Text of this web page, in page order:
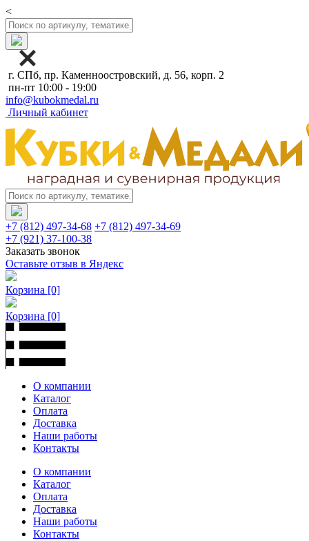
<
г. СПб, пр. Каменноостровский, д. 56, корп. 2
пн-пт 10:00 - 19:00
info@kubokmedal.ru
Личный кабинет
+7 (812) 497-34-68 +7 (812) 497-34-69
+7 (921) 37-100-38
Заказать звонок
Оставьте отзыв в Яндекс
Корзина [0]
Корзина [0]
О компании
Каталог
Оплата
Доставка
Наши работы
Контакты
О компании
Каталог
Оплата
Доставка
Наши работы
Контакты